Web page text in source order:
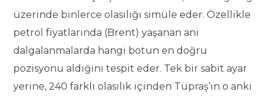
üzerinde binlerce olasılığı simüle eder. Özellikle
petrol fiyatlarında (Brent) yaşanan ani
dalgalanmalarda hangi botun en doğru
pozisyonu aldığını tespit eder. Tek bir sabit ayar
yerine, 240 farklı olasılık içinden Tüpraş’ın o anki